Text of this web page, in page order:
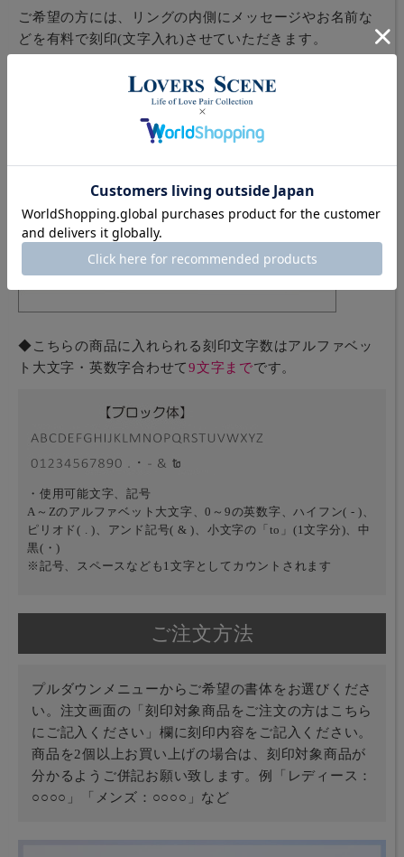
ご希望の方には、リングの内側にメッセージやお名前な
どを有料で刻印(文字入れ)させていただきます。
下記の書体見本をご確認下さい。
◆職人が1文字1文字丁寧に手彫りで刻印致します。
◆こちらの商品に入れられる刻印文字数はアルファベッ
ト大文字・英数字合わせて9文字までです。
・使用可能文字、記号
A～Zのアルファベット大文字、0～9の英数字、ハイフン( - )、
ピリオド( . )、アンド記号( & )、小文字の「to」(1文字分)、中
黒(・)
※記号、スペースなども1文字としてカウントされます
ご注文方法
プルダウンメニューからご希望の書体をお選びくださ
い。注文画面の「刻印対象商品をご注文の方はこちら
にご記入ください」欄に刻印内容をご記入ください。
商品を2個以上お買い上げの場合は、刻印対象商品が
分かるようご併記お願い致します。例「レディース：
○○○○」「メンズ：○○○○」など